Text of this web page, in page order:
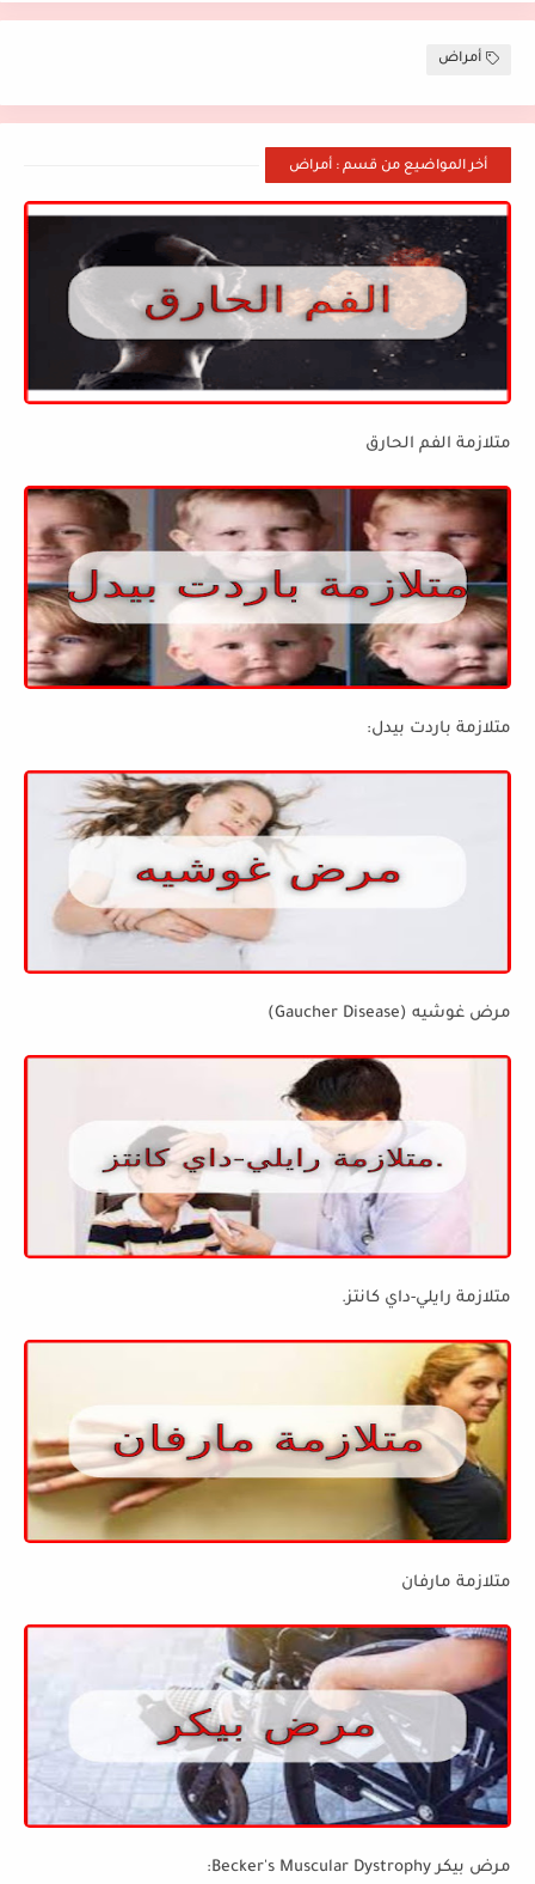
أمراض
أخر المواضيع من قسم : أمراض
متلازمة الفم الحارق
متلازمة باردت بيدل:
مرض غوشيه (Gaucher Disease)
متلازمة رايلي-داي كانتز.
متلازمة مارفان
مرض بيكر Becker's Muscular Dystrophy: